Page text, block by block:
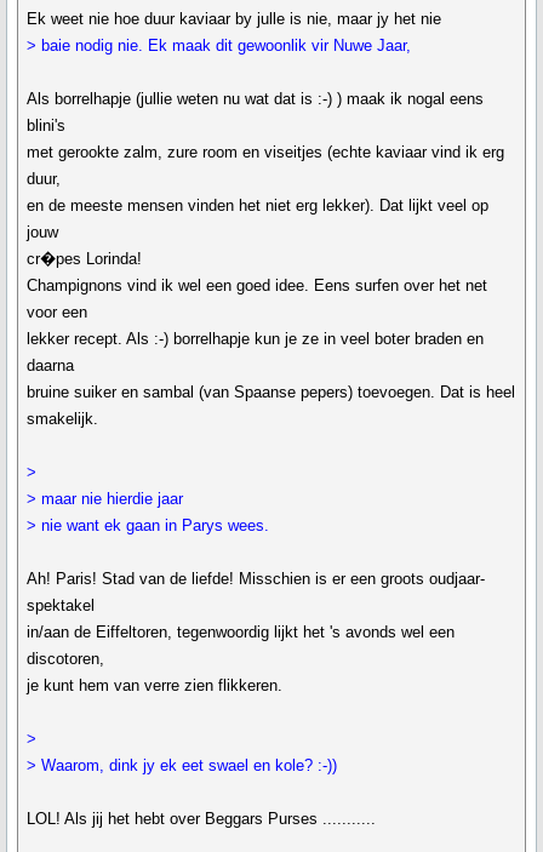
Ek weet nie hoe duur kaviaar by julle is nie, maar jy het nie
> baie nodig nie. Ek maak dit gewoonlik vir Nuwe Jaar,
Als borrelhapje (jullie weten nu wat dat is :-) ) maak ik nogal eens
blini's
met gerookte zalm, zure room en viseitjes (echte kaviaar vind ik erg
duur,
en de meeste mensen vinden het niet erg lekker). Dat lijkt veel op
jouw
cr�pes Lorinda!
Champignons vind ik wel een goed idee. Eens surfen over het net
voor een
lekker recept. Als :-) borrelhapje kun je ze in veel boter braden en
daarna
bruine suiker en sambal (van Spaanse pepers) toevoegen. Dat is heel
smakelijk.
>
> maar nie hierdie jaar
> nie want ek gaan in Parys wees.
Ah! Paris! Stad van de liefde! Misschien is er een groots oudjaar-
spektakel
in/aan de Eiffeltoren, tegenwoordig lijkt het 's avonds wel een
discotoren,
je kunt hem van verre zien flikkeren.
>
> Waarom, dink jy ek eet swael en kole? :-))
LOL! Als jij het hebt over Beggars Purses ...........